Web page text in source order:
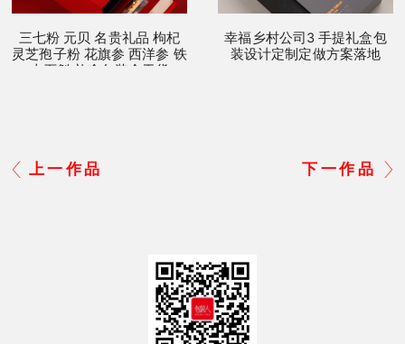
三七粉 元贝 名贵礼品 枸杞
灵芝孢子粉 花旗参 西洋参 铁
皮石斛 礼盒包装盒干货
幸福乡村公司3 手提礼盒包
装设计定制定做方案落地
上一作品 下一作品